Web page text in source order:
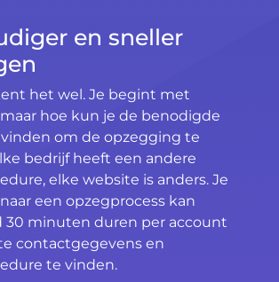
en sneller
het wel. Je begint met
hoe kun je de benodigde
om de opzegging te
bedrijf heeft een andere
elke website is anders. Je
een opzegprocess kan
30 minuten duren per account
contactgegevens en
te vinden.